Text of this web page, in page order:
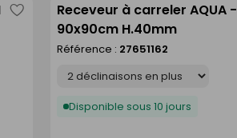
Enregistrer
comme
Receveur à carreler AQUA -
90x90cm H.40mm
Référence : 27651162
Disponible sous 10 jours